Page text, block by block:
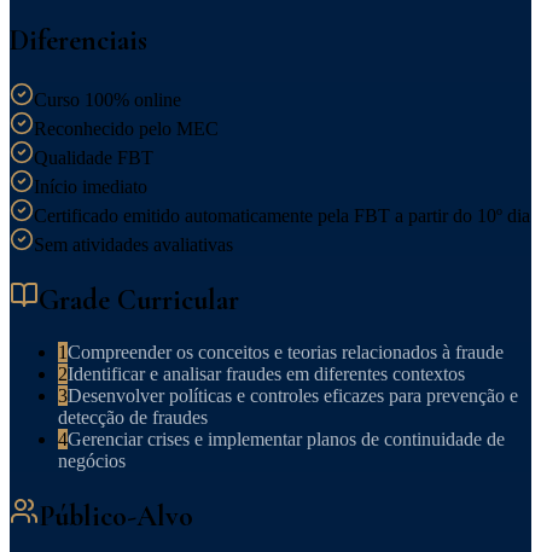
Diferenciais
Curso 100% online
Reconhecido pelo MEC
Qualidade FBT
Início imediato
Certificado emitido automaticamente pela FBT a partir do 10º dia
Sem atividades avaliativas
Grade Curricular
1Compreender os conceitos e teorias relacionados à fraude
2Identificar e analisar fraudes em diferentes contextos
3Desenvolver políticas e controles eficazes para prevenção e
detecção de fraudes
4Gerenciar crises e implementar planos de continuidade de
negócios
Público-Alvo